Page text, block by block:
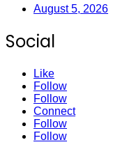
August 5, 2026
Social
Like
Follow
Follow
Connect
Follow
Follow